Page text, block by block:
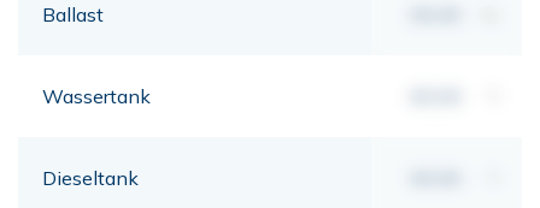
Ballast
Wassertank
Dieseltank